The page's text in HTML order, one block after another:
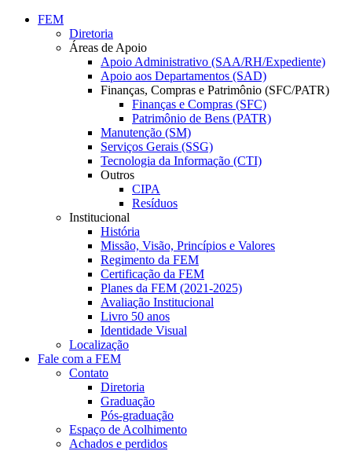
Conteúdo principal
FEM
Diretoria
Áreas de Apoio
Apoio Administrativo (SAA/RH/Expediente)
Apoio aos Departamentos (SAD)
Finanças, Compras e Patrimônio (SFC/PATR)
Finanças e Compras (SFC)
Patrimônio de Bens (PATR)
Manutenção (SM)
Serviços Gerais (SSG)
Tecnologia da Informação (CTI)
Outros
CIPA
Resíduos
Institucional
História
Missão, Visão, Princípios e Valores
Regimento da FEM
Certificação da FEM
Planes da FEM (2021-2025)
Avaliação Institucional
Livro 50 anos
Identidade Visual
Localização
Fale com a FEM
Contato
Diretoria
Graduação
Pós-graduação
Espaço de Acolhimento
Achados e perdidos